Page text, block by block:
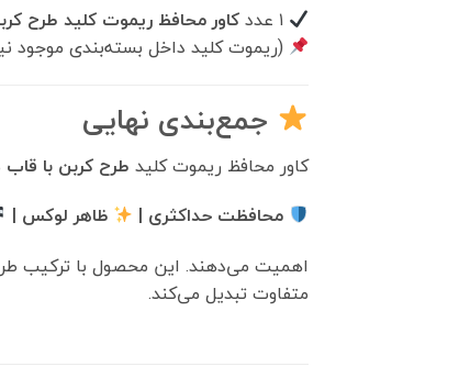
کاور محافظ ریموت کلید طرح
(ریموت کلید داخل بسته‌بندی موجود
جمع‌بندی نهایی
کاور محافظ ریموت کلید طرح کربن با قاب
محافظت حداکثری |
ظاهر لوکس |
اهمیت می‌دهند. این محصول با ترکیب
متفاوت تبدیل می‌کند.